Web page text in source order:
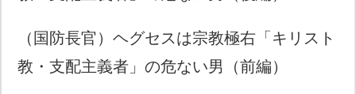
（国防長官）ヘグセスは宗教極右「キリスト
教・支配主義者」の危ない男（前編）